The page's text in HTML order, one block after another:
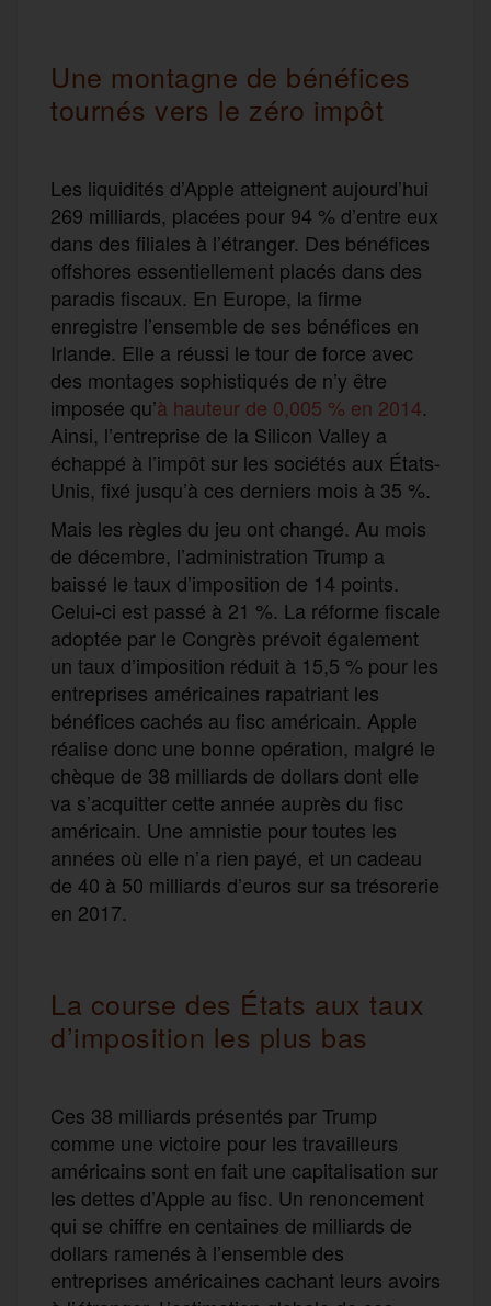
Une montagne de bénéfices
tournés vers le zéro impôt
Les liquidités d’Apple atteignent aujourd’hui
269 milliards, placées pour 94 % d’entre eux
dans des filiales à l’étranger. Des bénéfices
offshores essentiellement placés dans des
paradis fiscaux. En Europe, la firme
enregistre l’ensemble de ses bénéfices en
Irlande. Elle a réussi le tour de force avec
des montages sophistiqués de n’y être
imposée qu’à hauteur de 0,005 % en 2014.
Ainsi, l’entreprise de la Silicon Valley a
échappé à l’impôt sur les sociétés aux États-
Unis, fixé jusqu’à ces derniers mois à 35 %.
Mais les règles du jeu ont changé. Au mois
de décembre, l’administration Trump a
baissé le taux d’imposition de 14 points.
Celui-ci est passé à 21 %. La réforme fiscale
adoptée par le Congrès prévoit également
un taux d’imposition réduit à 15,5 % pour les
entreprises américaines rapatriant les
bénéfices cachés au fisc américain. Apple
réalise donc une bonne opération, malgré le
chèque de 38 milliards de dollars dont elle
va s’acquitter cette année auprès du fisc
américain. Une amnistie pour toutes les
années où elle n’a rien payé, et un cadeau
de 40 à 50 milliards d’euros sur sa trésorerie
en 2017.
La course des États aux taux
d’imposition les plus bas
Ces 38 milliards présentés par Trump
comme une victoire pour les travailleurs
américains sont en fait une capitalisation sur
les dettes d’Apple au fisc. Un renoncement
qui se chiffre en centaines de milliards de
dollars ramenés à l’ensemble des
entreprises américaines cachant leurs avoirs